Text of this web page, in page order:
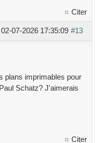
Citer
#13
02-07-2026 17:35:09
plans imprimables pour
Schatz? J'aimerais
Citer